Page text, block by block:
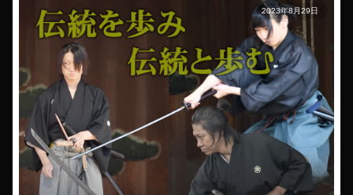
2023年8月29日